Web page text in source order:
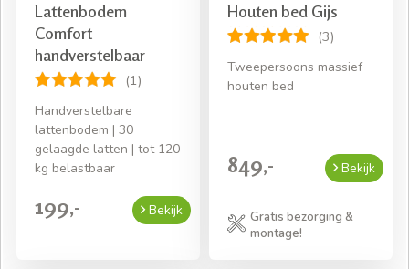
Lattenbodem
Comfort
handverstelbaar
(1)
Handverstelbare
lattenbodem | 30
gelaagde latten | tot 120
kg belastbaar
199,- Bekijk
Houten bed Gijs
(3)
Tweepersoons massief
houten bed
849,- Bekijk
Gratis bezorging &
montage!